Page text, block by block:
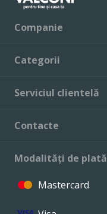
Companie
Categorii
Serviciul clientelă
Contacte
Modalități de plată
Mastercard